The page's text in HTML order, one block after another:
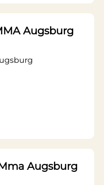
Augsburg
Augsburg